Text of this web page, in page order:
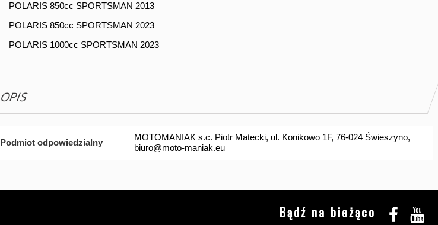
POLARIS 850cc SPORTSMAN 2013
POLARIS 850cc SPORTSMAN 2023
POLARIS 1000cc SPORTSMAN 2023
OPIS
Podmiot odpowiedzialny
MOTOMANIAK s.c. Piotr Matecki, ul. Konikowo 1F, 76-024 Świeszyno,
biuro@moto-maniak.eu
Bądź na bieżąco